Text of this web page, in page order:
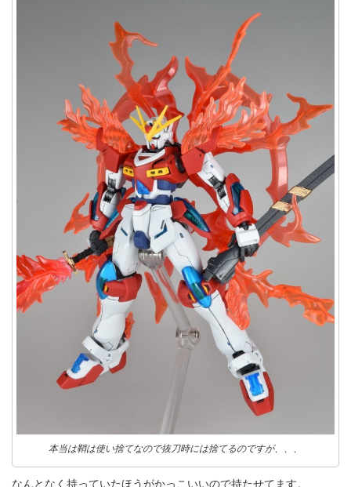
本当は鞘は使い捨てなので抜刀時には捨てるのですが、、、
なんとなく持っていたほうがかっこいいので持たせてます。